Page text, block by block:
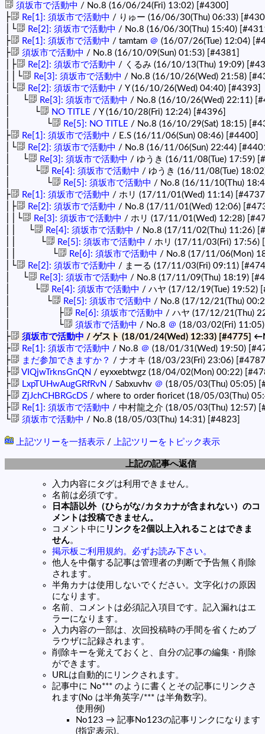
須坂市で活動中 / No.8 (16/06/24(Fri) 13:02) [#4300]
├ Re[1]: 須坂市で活動中 / りゅー (16/06/30(Thu) 06:33)
│└ Re[2]: 須坂市で活動中 / No.8 (16/06/30(Thu) 15:40)
├ Re[1]: 須坂市で活動中 / tamtam ＠ (16/07/26(Tue) 12:04)
├ 須坂市で活動中 / No.8 (16/10/09(Sun) 01:53) [#4381]
│├ Re[2]: 須坂市で活動中 / くるみ (16/10/13(Thu) 19:09)
││└ Re[3]: 須坂市で活動中 / No.8 (16/10/26(Wed) 21:58)
│└ Re[2]: 須坂市で活動中 / Y (16/10/26(Wed) 04:40) [#4393]
│ └ Re[3]: 須坂市で活動中 / No.8 (16/10/26(Wed) 22:11)
│ └ NO TITLE / Y (16/10/28(Fri) 12:24) [#4396]
│ └ Re[5]: NO TITLE / No.8 (16/10/29(Sat) 18:15)
├ Re[1]: 須坂市で活動中 / E.S (16/11/06(Sun) 08:46) [#4400]
│└ Re[2]: 須坂市で活動中 / No.8 (16/11/06(Sun) 22:44)
│ └ Re[3]: 須坂市で活動中 / ゆうき (16/11/08(Tue) 17:59)
│ └ Re[4]: 須坂市で活動中 / ゆうき (16/11/08(Tue)
│ └ Re[5]: 須坂市で活動中 / No.8 (16/11/10(Thu)
├ Re[1]: 須坂市で活動中 / ホリ (17/11/01(Wed) 11:14)
│├ Re[2]: 須坂市で活動中 / No.8 (17/11/01(Wed) 12:06)
││└ Re[3]: 須坂市で活動中 / ホリ (17/11/01(Wed) 12:28)
││ └ Re[4]: 須坂市で活動中 / No.8 (17/11/02(Thu) 11:26)
││ └ Re[5]: 須坂市で活動中 / ホリ (17/11/03(Fri) 17:56)
││ └ Re[6]: 須坂市で活動中 / No.8 (17/11/06(Mon)
│└ Re[2]: 須坂市で活動中 / まーる (17/11/03(Fri) 09:11)
│ └ Re[3]: 須坂市で活動中 / No.8 (17/11/09(Thu) 18:19)
│ └ Re[4]: 須坂市で活動中 / ハヤ (17/12/19(Tue) 19:52)
│ └ Re[5]: 須坂市で活動中 / No.8 (17/12/21(Thu)
│ ├ Re[6]: 須坂市で活動中 / ハヤ (17/12/21(Thu)
│ └ 須坂市で活動中 / No.8 ＠ (18/03/02(Fri)
├ 須坂市で活動中 / ゲスト (18/01/24(Wed) 12:33) [#4775]
├ Re[1]: 須坂市で活動中 / No.8 ＠ (18/01/31(Wed) 19:50)
├ まだ参加できますか？ / ナオキ (18/03/23(Fri) 23:06)
├ VIQjwTrknsGnQN / eyxxebtwgz (18/04/02(Mon) 00:22)
├ LxpTUHwAugGRfRvN / Sabxuvhv ＠ (18/05/03(Thu) 05:05)
├ ZjJchCHBRGcDS / where to order fioricet (18/05/03(Thu)
├ Re[1]: 須坂市で活動中 / 中村龍之介 (18/05/03(Thu) 12:57)
└ 須坂市で活動中 / No.8 (18/05/03(Thu) 14:31) [#4823]
上記ツリーを一括表示 / 上記ツリーをトピック表示
上記の記事へ返信
入力内容にタグは利用できません。
名前は必須です。
日本語以外（ひらがな/カタカナが含まれない）のコ
メントは投稿できません。
コメント中に リンクを2個以上入れることはできま
せん。
掲示板ご利用規約。必ずお読み下さい。
他人を中傷する記事は管理者の判断で予告無く削除
されます。
半角カナは使用しないでください。文字化けの原因
になります。
名前、コメントは必須記入項目です。記入漏れはエ
ラーになります。
入力内容の一部は、次回投稿時の手間を省くためブ
ラウザに記録されます。
削除キーを覚えておくと、自分の記事の編集・削除
ができます。
URLは自動的にリンクされます。
記事中に No*** のように書くとその記事にリンクさ
れます(No は半角英字/*** は半角数字)。
使用例)
No123 → 記事No123の記事リンクになります
(指定表示)。